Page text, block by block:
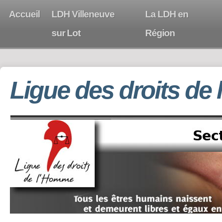
Accueil
LDH Villeneuve
sur Lot
La LDH en
Région
Ligue des droits de